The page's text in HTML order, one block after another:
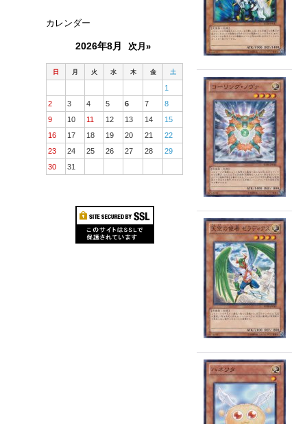
カレンダー
2026年8月 次月»
日 月 火 水 木 金 土
1
2
3 4 5 6 7
8
9
10 11 12 13 14
15
16
17 18 19 20 21
22
23
24 25 26 27 28
29
30
31